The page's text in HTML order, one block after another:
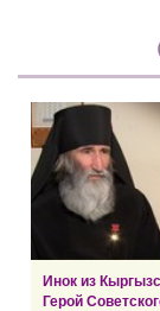
Инок из
Герой